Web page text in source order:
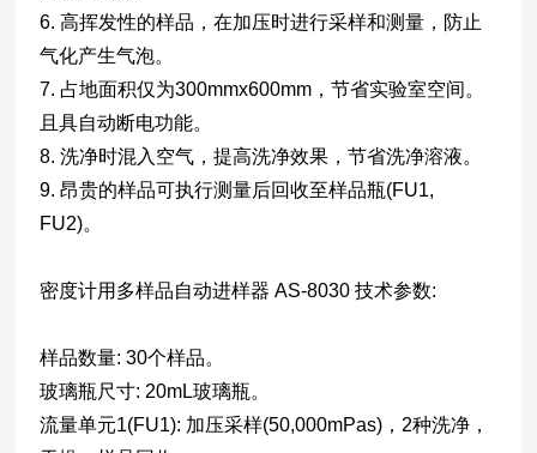
6. 高挥发性的样品，在加压时进行采样和测量，防止
气化产生气泡。
7. 占地面积仅为300mmx600mm，节省实验室空间。
且具自动断电功能。
8. 洗净时混入空气，提高洗净效果，节省洗净溶液。
9. 昂贵的样品可执行测量后回收至样品瓶(FU1,
FU2)。
密度计用多样品自动进样器 AS-8030 技术参数:
样品数量: 30个样品。
玻璃瓶尺寸: 20mL玻璃瓶。
流量单元1(FU1): 加压采样(50,000mPas)，2种洗净，